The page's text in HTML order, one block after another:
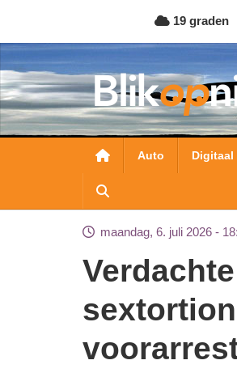
naar
de
inhoud
gaan
19 graden
Hoofdnavigatie
Auto Digitaal
maandag, 6. juli 2026 -
Verdachte (23) in grote kinderporno- en